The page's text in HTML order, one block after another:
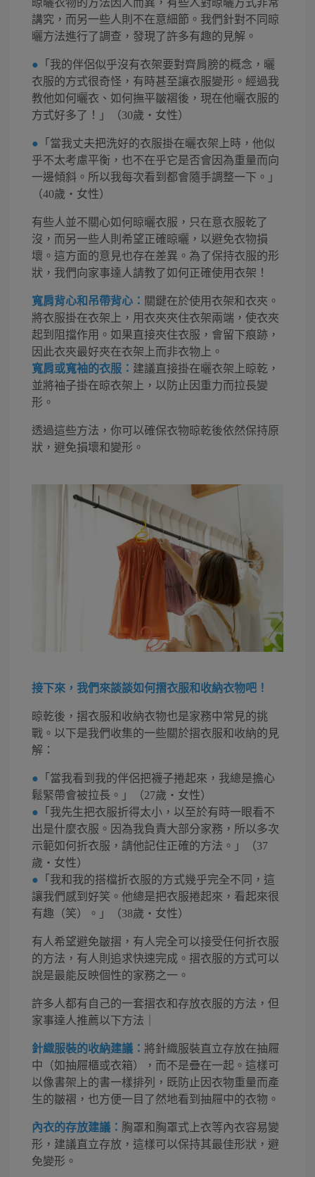
講究，而另一些人則不在意細節。我們針對不同晾
曬方法進行了調查，發現了許多有趣的見解。
● 「我的伴侶似乎沒有衣架要對齊肩膀的概念，曬
衣服的方式很奇怪，有時甚至讓衣服變形。經過我
教他如何曬衣、如何撫平皺褶後，現在他曬衣服的
方式好多了！」（30歲・女性）
● 「當我丈夫把洗好的衣服掛在曬衣架上時，他似
乎不太考慮平衡，也不在乎它是否會因為重量而向
一邊傾斜。所以我每次看到都會隨手調整一下。」
（40歲・女性）
有些人並不關心如何晾曬衣服，只在意衣服乾了
沒，而另一些人則希望正確晾曬，以避免衣物損
壞。這方面的意見也存在差異。為了保持衣服的形
狀，我們向家事達人請教了如何正確使用衣架！
寬肩背心和吊帶背心： 關鍵在於使用衣架和衣夾。
將衣服掛在衣架上，用衣夾夾住衣架兩端，使衣夾
起到阻擋作用。如果直接夾住衣服，會留下痕跡，
因此衣夾最好夾在衣架上而非衣物上。
寬肩或寬袖的衣服： 建議直接掛在曬衣架上晾乾，
並將袖子掛在晾衣架上，以防止因重力而拉長變
形。
透過這些方法，你可以確保衣物晾乾後依然保持原
狀，避免損壞和變形。
接下來，我們來談談如何摺衣服和收納衣物吧！
晾乾後，摺衣服和收納衣物也是家務中常見的挑
戰。以下是我們收集的一些關於摺衣服和收納的見
解：
● 「當我看到我的伴侶把襪子捲起來，我總是擔心
鬆緊帶會被拉長。」（27歲・女性）
● 「我先生把衣服折得太小，以至於有時一眼看不
出是什麼衣服。因為我負責大部分家務，所以多次
示範如何折衣服，請他記住正確的方法。」（37
歲・女性）
● 「我和我的搭檔折衣服的方式幾乎完全不同，這
讓我們感到好笑。他總是把衣服捲起來，看起來很
有趣（笑）。」（38歲・女性）
有人希望避免皺摺，有人完全可以接受任何折衣服
的方法，有人則追求快速完成。摺衣服的方式可以
說是最能反映個性的家務之一。
許多人都有自己的一套摺衣和存放衣服的方法，但
家事達人推薦以下方法｜
針織服裝的收納建議： 將針織服裝直立存放在抽屜
中（如抽屜櫃或衣箱），而不是疊在一起。這樣可
以像書架上的書一樣排列，既防止因衣物重量而產
生的皺褶，也方便一目了然地看到抽屜中的衣物。
內衣的存放建議： 胸罩和胸罩式上衣等內衣容易變
形，建議直立存放，這樣可以保持其最佳形狀，避
免變形。